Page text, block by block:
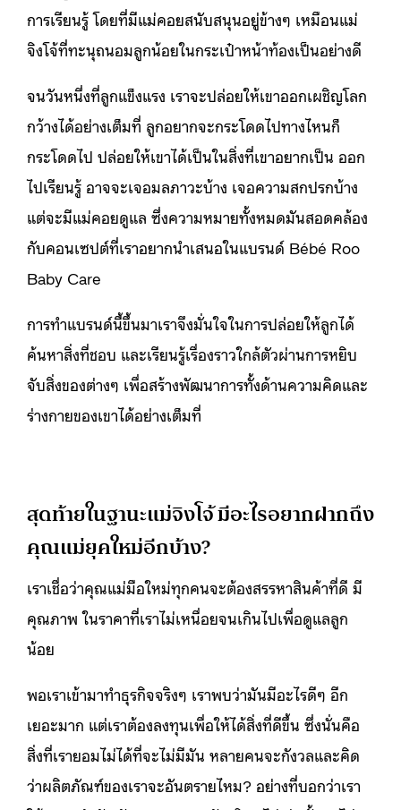
การเรียนรู้ โดยที่มีแม่คอยสนับสนุนอยู่ข้างๆ เหมือนแม่
จิงโจ้ที่ทะนุถนอมลูกน้อยในกระเป๋าหน้าท้องเป็นอย่างดี
จนวันหนึ่งที่ลูกแข็งแรง เราจะปล่อยให้เขาออกเผชิญโลก
กว้างได้อย่างเต็มที่ ลูกอยากจะกระโดดไปทางไหนก็
กระโดดไป ปล่อยให้เขาได้เป็นในสิ่งที่เขาอยากเป็น ออก
ไปเรียนรู้ อาจจะเจอมลภาวะบ้าง เจอความสกปรกบ้าง
แต่จะมีแม่คอยดูแล ซึ่งความหมายทั้งหมดมันสอดคล้อง
กับคอนเซปต์ที่เราอยากนำเสนอในแบรนด์ Bébé Roo
Baby Care
การทำแบรนด์นี้ขึ้นมาเราจึงมั่นใจในการปล่อยให้ลูกได้
ค้นหาสิ่งที่ชอบ และเรียนรู้เรื่องราวใกล้ตัวผ่านการหยิบ
จับสิ่งของต่างๆ เพื่อสร้างพัฒนาการทั้งด้านความคิดและ
ร่างกายของเขาได้อย่างเต็มที่
สุดท้ายในฐานะแม่จิงโจ้ มีอะไรอยากฝากถึง
คุณแม่ยุคใหม่อีกบ้าง?
เราเชื่อว่าคุณแม่มือใหม่ทุกคนจะต้องสรรหาสินค้าที่ดี มี
คุณภาพ ในราคาที่เราไม่เหนื่อยจนเกินไปเพื่อดูแลลูก
น้อย
พอเราเข้ามาทำธุรกิจจริงๆ เราพบว่ามันมีอะไรดีๆ อีก
เยอะมาก แต่เราต้องลงทุนเพื่อให้ได้สิ่งที่ดีขึ้น ซึ่งนั่นคือ
สิ่งที่เรายอมไม่ได้ที่จะไม่มีมัน หลายคนจะกังวลและคิด
ว่าผลิตภัณฑ์ของเราจะอันตรายไหม? อย่างที่บอกว่าเรา